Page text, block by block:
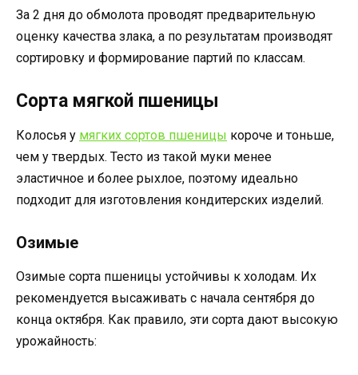
За 2 дня до обмолота проводят предварительную
оценку качества злака, а по результатам производят
сортировку и формирование партий по классам.
Сорта мягкой пшеницы
Колосья у мягких сортов пшеницы короче и тоньше,
чем у твердых. Тесто из такой муки менее
эластичное и более рыхлое, поэтому идеально
подходит для изготовления кондитерских изделий.
Озимые
Озимые сорта пшеницы устойчивы к холодам. Их
рекомендуется высаживать с начала сентября до
конца октября. Как правило, эти сорта дают высокую
урожайность: